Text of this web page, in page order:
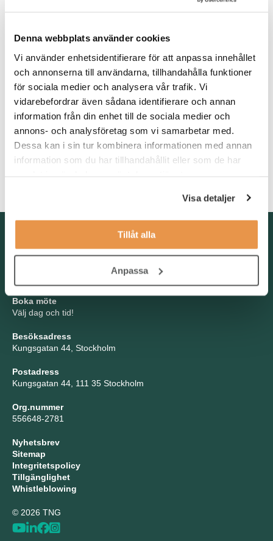
Denna webbplats använder cookies
Vi använder enhetsidentifierare för att anpassa innehållet
och annonserna till användarna, tillhandahålla funktioner
för sociala medier och analysera vår trafik. Vi
vidarebefordrar även sådana identifierare och annan
information från din enhet till de sociala medier och
annons- och analysföretag som vi samarbetar med.
Dessa kan i sin tur kombinera informationen med annan
information som du har tillhandahållit eller som de har
Visa detaljer
Tillåt alla
Anpassa
produkterna i hög grad exporteras. Du får möjlighet att utvecklas
Våra förväntningar
Vi söker dig med eftergymnasial utbildning inom
produktionsteknik och minst två års erfarenhet från tillverknings-
eller verkstadsindustri. Du har goda kunskaper i svenska och
engelska, erfarenhet av ERP/MPS-system samt vana att arbeta i
MS Office. Vi ser gärna att du har elteknisk kompetens och
kunskap inom automation, logisk felsökning och LEAN. Som
person är du kommunikativ, strukturerad och har lätt för att
TNG Group AB
Boka möte
Välj dag och tid!
Besöksadress
Kungsgatan 44, Stockholm
Postadress
Kungsgatan 44, 111 35 Stockholm
Org.nummer
556648-2781
Nyhetsbrev
Sitemap
Integritetspolicy
Tillgänglighet
Whistleblowing
© 2026 TNG